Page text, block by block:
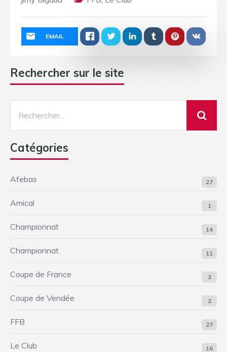
EMAIL
Rechercher sur le site
Catégories
Afebas 27
Amical 1
Championnat 14
Championnat 11
Coupe de France 3
Coupe de Vendée 2
FFB 27
Le Club 16